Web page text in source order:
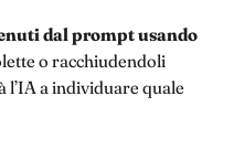
dal prompt usando
o racchiudendoli
a individuare quale